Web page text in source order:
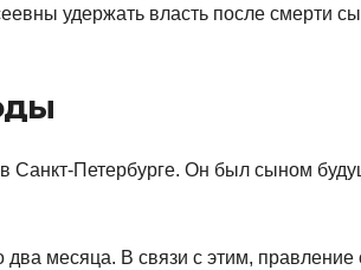
удержать власть после смерти
Санкт-Петербурге. Он был сыном
месяца. В связи с этим, правление